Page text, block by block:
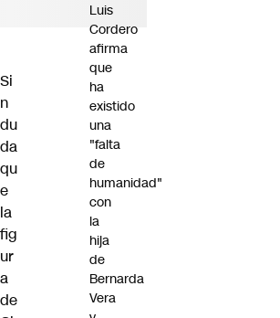
Si
n
du
da
qu
e
la
fig
ur
a
de
Luis
Cordero
afirma
que
ha
existido
una
"falta
de
humanidad"
con
la
hija
de
Bernarda
Vera